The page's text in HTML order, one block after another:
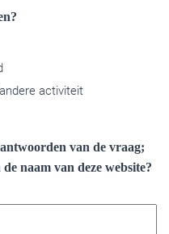
activiteit
van de vraag;
naam van deze website?